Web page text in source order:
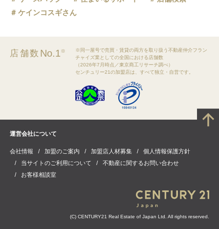
ケインコスギさん
店舗数 No.1※
※同一屋号で売買・賃貸の両方を取り扱う不動産仲介フラン
チャイズ業としての全国における店舗数
（2026年7月時点／東京商工リサーチ調べ）
センチュリー21の加盟店は、すべて独立・自営です。
運営会社について
会社情報 加盟のご案内 加盟店人材募集
個人情報保護方針
当サイトのご利用について
不動産に関するお問い合わせ
お客様相談室
(C) CENTURY21 Real Estate of Japan Ltd. All rights reserved.